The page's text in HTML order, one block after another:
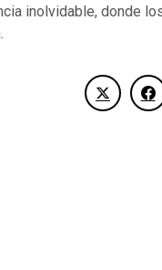
inolvidable, donde